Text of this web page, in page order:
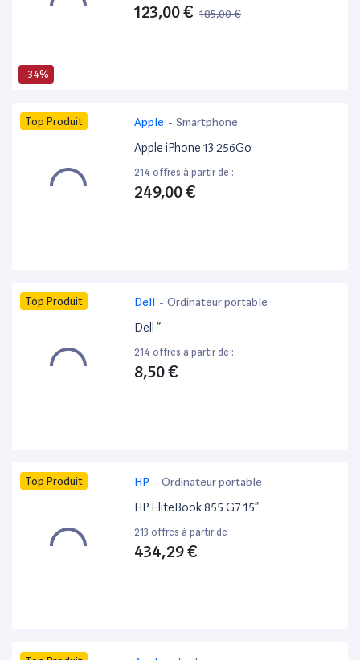
-34%
123,00 € 185,00 €
Top Produit Apple - Smartphone
Apple iPhone 13 256Go
214 offres à partir de :
249,00 €
Top Produit Dell - Ordinateur portable
Dell ”
214 offres à partir de :
8,50 €
Top Produit HP - Ordinateur portable
HP EliteBook 855 G7 15”
213 offres à partir de :
434,29 €